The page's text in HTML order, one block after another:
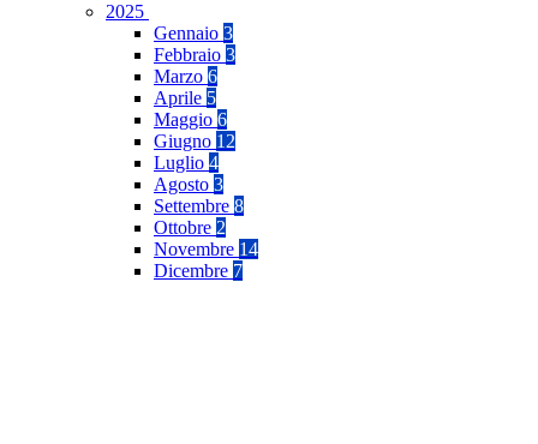
2025
Gennaio 3
Febbraio 3
Marzo 6
Aprile 5
Maggio 6
Giugno 12
Luglio 4
Agosto 3
Settembre 8
Ottobre 2
Novembre 14
Dicembre 7